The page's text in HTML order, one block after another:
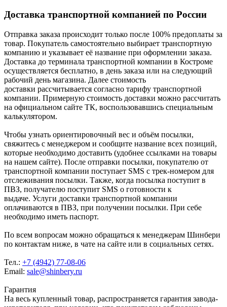
Доставка транспортной компанией по России
Отправка заказа происходит только после 100% предоплаты за
товар. Покупатель самостоятельно выбирает транспортную
компанию и указывает её название при оформлении заказа.
Доставка до терминала транспортной компании в Костроме
осуществляется бесплатно, в день заказа или на следующий
рабочий день магазина. Далее стоимость
доставки рассчитывается согласно тарифу транспортной
компании. Примерную стоимость доставки можно рассчитать
на официальном сайте ТК, воспользовавшись специальным
калькулятором.
Чтобы узнать ориентировочный вес и объём посылки,
свяжитесь с менеджером и сообщите название всех позиций,
которые необходимо доставить (удобнее ссылками на товары
на нашем сайте). После отправки посылки, покупателю от
транспортной компании поступает SMS с трек-номером для
отслеживания посылки. Также, когда посылка поступит в
ПВЗ, получателю поступит SMS о готовности к
выдаче. Услуги доставки транспортной компании
оплачиваются в ПВЗ, при получении посылки. При себе
необходимо иметь паспорт.
По всем вопросам можно обращаться к менеджерам Шинбери
по контактам ниже, в чате на сайте или в социальных сетях.
Тел.: +7 (4942) 77-08-06
Email: sale@shinbery.ru
Гарантия
На весь купленный товар, распространяется гарантия завода-